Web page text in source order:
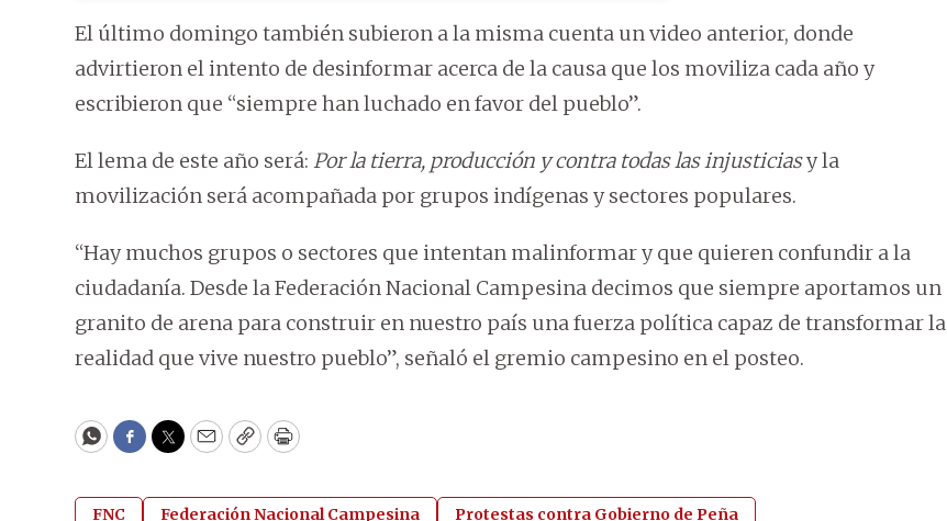
El último domingo también subieron a la misma cuenta un video anterior, donde
advirtieron el intento de desinformar acerca de la causa que los moviliza cada año y
escribieron que “siempre han luchado en favor del pueblo”.
El lema de este año será: Por la tierra, producción y contra todas las injusticiasy la
movilización será acompañada por grupos indígenas y sectores populares.
“Hay muchos grupos o sectores que intentan malinformar y que quieren confundir a la
ciudadanía. Desde la Federación Nacional Campesina decimos que siempre aportamos un
granito de arena para construir en nuestro país una fuerza política capaz de transformar la
realidad que vive nuestro pueblo”, señaló el gremio campesino en el posteo.
WhatsApp
Facebook
Twitter
EmailCopyPrint
FNC Federación Nacional Campesina Protestas contra Gobierno de Peña